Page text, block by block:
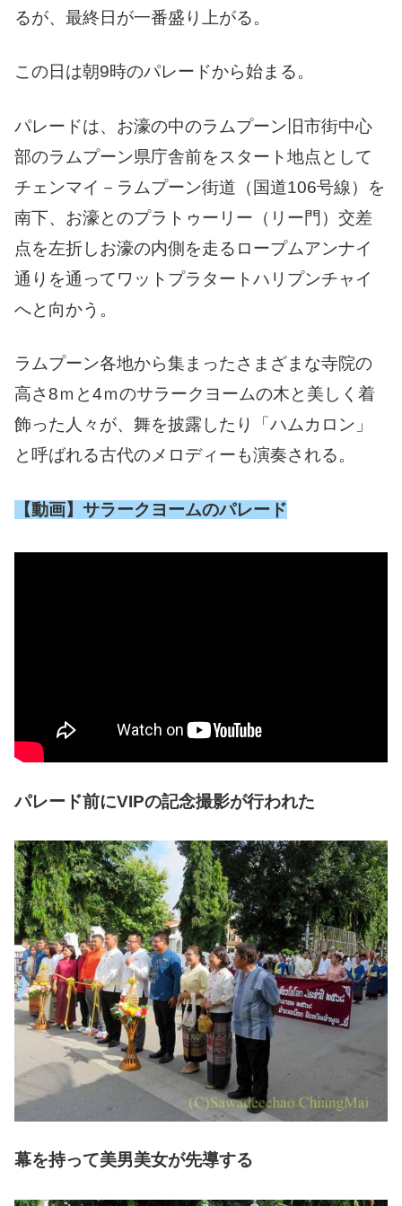
るが、最終日が一番盛り上がる。
この日は朝9時のパレードから始まる。
パレードは、お濠の中のラムプーン旧市街中心
部のラムプーン県庁舎前をスタート地点として
チェンマイ－ラムプーン街道（国道106号線）を
南下、お濠とのプラトゥーリー（リー門）交差
点を左折しお濠の内側を走るロープムアンナイ
通りを通ってワットプラタートハリプンチャイ
へと向かう。
ラムプーン各地から集まったさまざまな寺院の
高さ8ｍと4ｍのサラークヨームの木と美しく着
飾った人々が、舞を披露したり「ハムカロン」
と呼ばれる古代のメロディーも演奏される。
【動画】サラークヨームのパレード
パレード前にVIPの記念撮影が行われた
幕を持って美男美女が先導する